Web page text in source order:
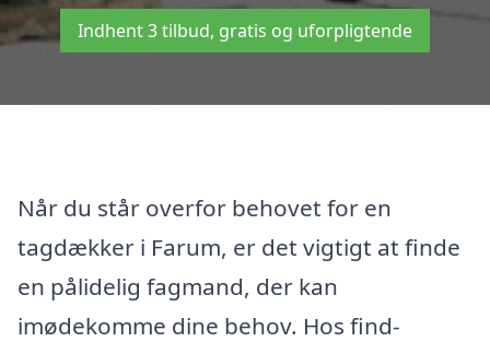
Indhent 3 tilbud, gratis og uforpligtende
Når du står overfor behovet for en
tagdækker i Farum, er det vigtigt at finde
en pålidelig fagmand, der kan
imødekomme dine behov. Hos find-